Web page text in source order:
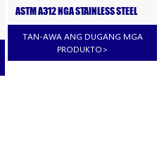
ASTM A312 NGA STAINLESS STEEL
316L EXCHANGER PIPE
TAN-AWA ANG DUGANG MGA
PRODUKTO>